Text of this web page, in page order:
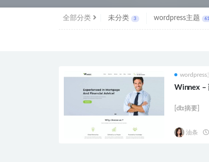
全部分类 未分类 3 wordpress主题 61
wordpress
Winnex –
[db:摘要]
油条